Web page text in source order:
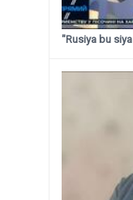
"Rusiya bu